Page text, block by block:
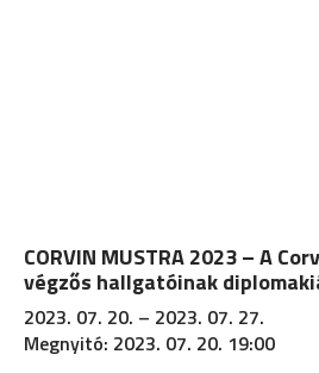
CORVIN MUSTRA 2023 – A
végzős hallgatóinak
2023. 07. 20. – 2023. 07. 27.
Megnyitó: 2023. 07. 20. 19:00